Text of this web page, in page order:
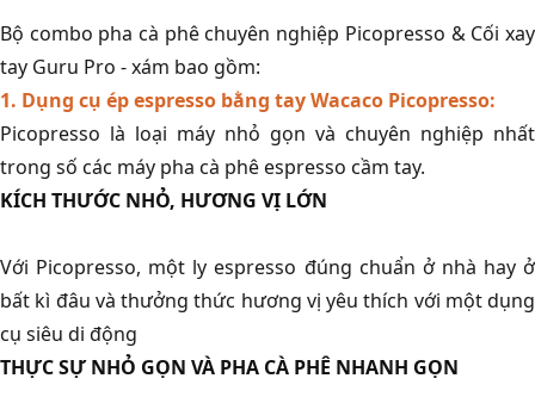
Bộ combo pha cà phê chuyên nghiệp Picopresso & Cối xay
tay Guru Pro - xám bao gồm:
1. Dụng cụ ép espresso bằng tay Wacaco Picopresso:
Picopresso là loại máy nhỏ gọn và chuyên nghiệp nhất
trong số các máy pha cà phê espresso cầm tay.
KÍCH THƯỚC NHỎ, HƯƠNG VỊ LỚN
Với Picopresso, một ly espresso đúng chuẩn ở nhà hay ở
bất kì đâu và thưởng thức hương vị yêu thích với một dụng
cụ siêu di động
THỰC SỰ NHỎ GỌN VÀ PHA CÀ PHÊ NHANH GỌN